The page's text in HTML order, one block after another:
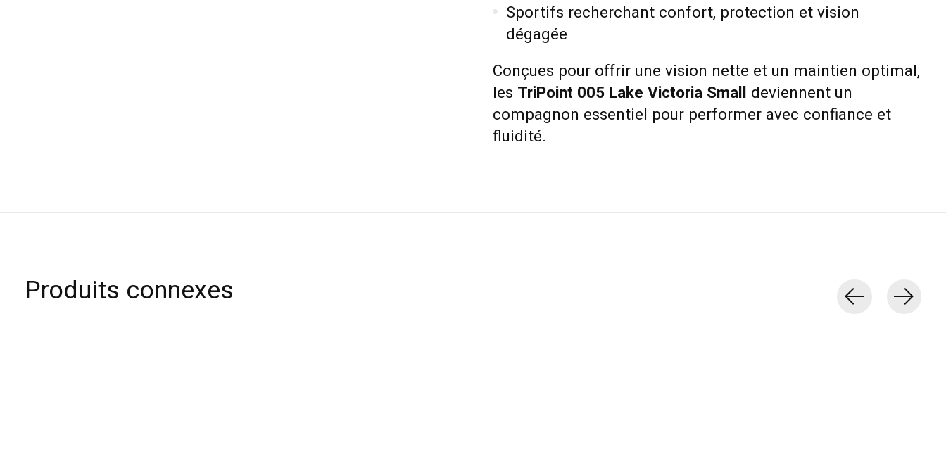
Sportifs recherchant confort, protection et vision
dégagée
Conçues pour offrir une vision nette et un maintien optimal,
les TriPoint 005 Lake Victoria Small deviennent un
compagnon essentiel pour performer avec confiance et
fluidité.
Produits connexes